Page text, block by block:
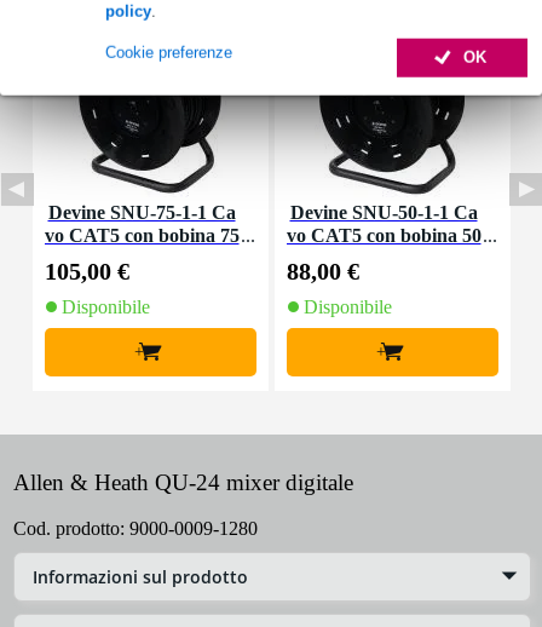
policy.
OK
Cookie preferenze
Devine SNU-75-1-1 Ca
vo CAT5 con bobina 75
105,00 €
Disponibile
+
Devine SNU-50-1-1 Ca
vo CAT5 con bobina 50
88,00 €
Disponibile
+
Allen & Heath QU-24 mixer digitale
Cod. prodotto: 9000-0009-1280
Informazioni sul prodotto